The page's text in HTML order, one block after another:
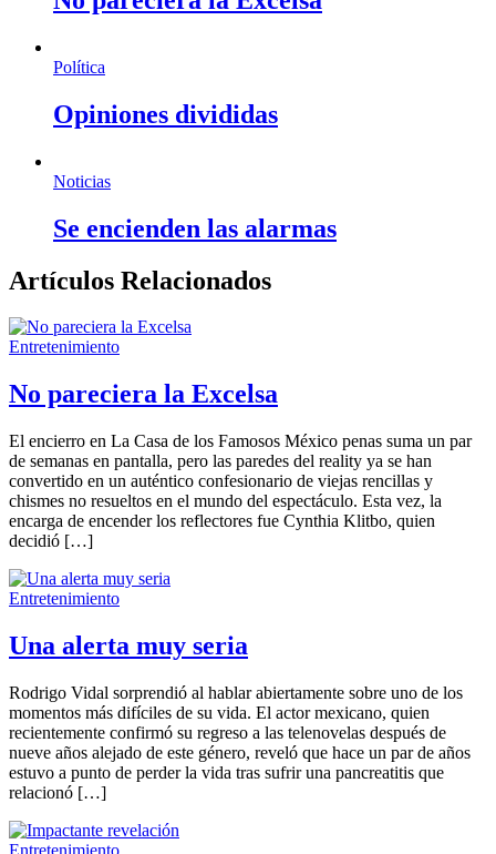
Política
Opiniones divididas
Noticias
Se encienden las alarmas
Artículos Relacionados
Entretenimiento
No pareciera la Excelsa
El encierro en La Casa de los Famosos México penas suma un par
de semanas en pantalla, pero las paredes del reality ya se han
convertido en un auténtico confesionario de viejas rencillas y
chismes no resueltos en el mundo del espectáculo. Esta vez, la
encarga de encender los reflectores fue Cynthia Klitbo, quien
decidió […]
Entretenimiento
Una alerta muy seria
Rodrigo Vidal sorprendió al hablar abiertamente sobre uno de los
momentos más difíciles de su vida. El actor mexicano, quien
recientemente confirmó su regreso a las telenovelas después de
nueve años alejado de este género, reveló que hace un par de años
estuvo a punto de perder la vida tras sufrir una pancreatitis que
relacionó […]
Entretenimiento